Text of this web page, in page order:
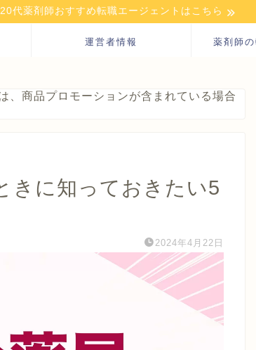
20代薬剤師おすすめ転職エージェントはこちら
運営者情報
薬剤師
、商品プロモーションが含まれている場合
きに知っておきたい5
2024年4月22日